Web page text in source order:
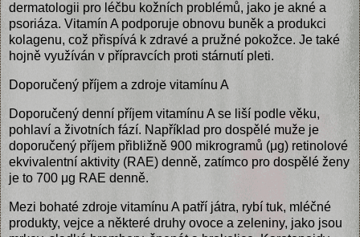
dermatologii pro léčbu kožních problémů, jako je akné a
psoriáza. Vitamín A podporuje obnovu buněk a produkci
kolagenu, což přispívá k zdravé a pružné pokožce. Je také
hojně využíván v přípravcích proti stárnutí pleti.
Doporučený příjem a zdroje vitamínu A
Doporučený denní příjem vitamínu A se liší podle věku,
pohlaví a životních fází. Například pro dospělé muže je
doporučený příjem přibližně 900 mikrogramů (μg) retinolové
ekvivalentní aktivity (RAE) denně, zatímco pro dospělé ženy
je to 700 μg RAE denně.
Mezi bohaté zdroje vitamínu A patří játra, rybí tuk, mléčné
produkty, vejce a některé druhy ovoce a zeleniny, jako jsou